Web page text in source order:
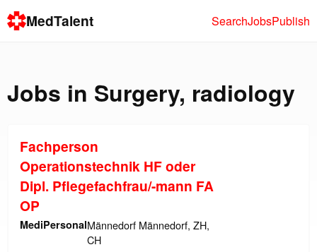
MedTalent SearchJobsPublish
Jobs in Surgery, radiology
Fachperson
Operationstechnik HF oder
Dipl. Pflegefachfrau/-mann FA
OP
MediPersonalMännedorf Männedorf, ZH,
CH